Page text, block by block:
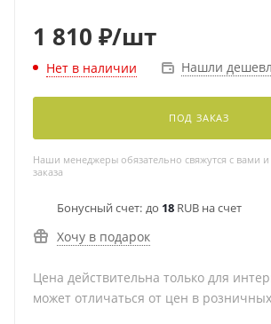
1 810 ₽/шт
Нет в наличии Нашли
ПОД ЗАКАЗ
Наши менеджеры обязательно свяжутся с вами и
заказа
Бонусный счет: до 18 RUB на счет
Хочу в подарок
Цена действительна только для
может отличаться от цен в